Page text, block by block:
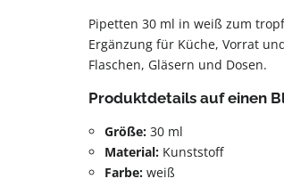
Pipetten 30 ml in weiß zum
Ergänzung für Küche, Vorrat
Flaschen, Gläsern und Dosen.
Produktdetails auf einen
Größe: 30 ml
Material: Kunststoff
Farbe: weiß